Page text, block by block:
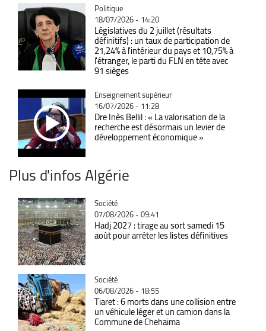
Catégorie
Politique
18/07/2026 - 14:20
Législatives du 2 juillet (résultats
définitifs) : un taux de participation de
21,24% à l'intérieur du pays et 10,75% à
l'étranger, le parti du FLN en tête avec
91 sièges
Catégorie
Enseignement supérieur
16/07/2026 - 11:28
Dre Inès Bellil : « La valorisation de la
recherche est désormais un levier de
développement économique »
Plus d'infos Algérie
Catégorie
Société
07/08/2026 - 09:41
Hadj 2027 : tirage au sort samedi 15
août pour arrêter les listes définitives
Catégorie
Société
06/08/2026 - 18:55
Tiaret : 6 morts dans une collision entre
un véhicule léger et un camion dans la
Commune de Chehaima